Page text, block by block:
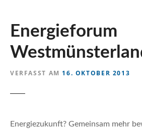
Energieforum
VERFASST AM 16. OKTOBER 2013
Energiezukunft? Gemeinsam mehr